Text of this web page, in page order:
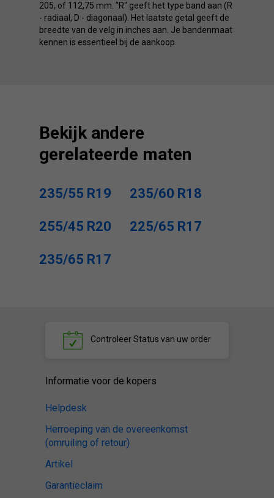
205, of 112,75 mm. "R" geeft het type band aan (R
- radiaal, D - diagonaal). Het laatste getal geeft de
breedte van de velg in inches aan. Je bandenmaat
kennen is essentieel bij de aankoop.
Bekijk andere
gerelateerde maten
235/55 R19 235/60 R18
255/45 R20 225/65 R17
235/65 R17
ControleerStatus van uw order
Informatie voor de kopers
Helpdesk
Herroeping van de overeenkomst
(omruiling of retour)
Artikel
Garantieclaim